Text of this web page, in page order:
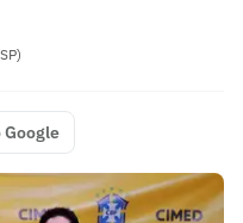
Google